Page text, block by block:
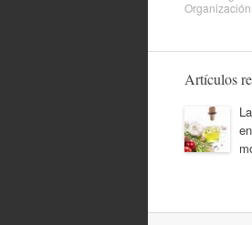
Artículos